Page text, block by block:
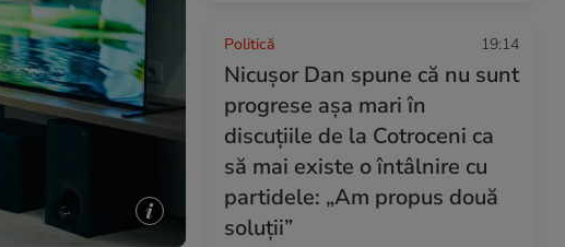
Politică 19:14
Nicușor Dan spune că nu sunt
progrese așa mari în
discuțiile de la Cotroceni ca
să mai existe o întâlnire cu
partidele: „Am propus două
soluții”